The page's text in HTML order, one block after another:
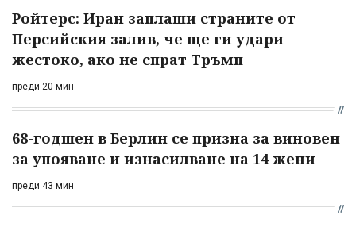
Ройтерс: Иран заплаши страните от
Персийския залив, че ще ги удари
жестоко, ако не спрат Тръмп
преди 20 мин
68-годшен в Берлин се призна за виновен
за упояване и изнасилване на 14 жени
преди 43 мин